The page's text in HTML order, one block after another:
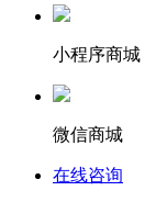
小程序商城
微信商城
在线咨询